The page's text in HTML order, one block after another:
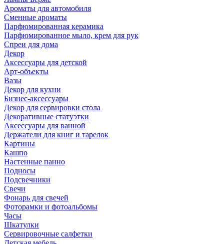
Ароматы для автомобиля
Сменные ароматы
Парфюмированная керамика
Парфюмированное мыло, крем для рук
Спреи для дома
Декор
Аксессуары для детской
Арт-объекты
Вазы
Декор для кухни
Бизнес-аксессуары
Декор для сервировки стола
Декоративные статуэтки
Аксессуары для ванной
Держатели для книг и тарелок
Картины
Кашпо
Настенные панно
Подносы
Подсвечники
Свечи
Фонарь для свечей
Фоторамки и фотоальбомы
Часы
Шкатулки
Сервировочные салфетки